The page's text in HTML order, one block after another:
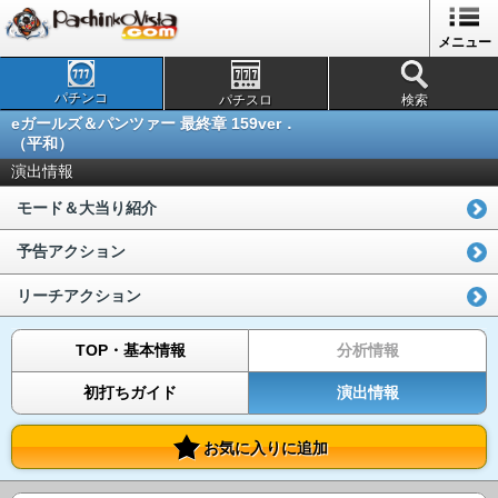
メニュー
パチンコ パチスロ 検索
eガールズ＆パンツァー 最終章 159ver．
（平和）
演出情報
モード＆大当り紹介
予告アクション
リーチアクション
TOP・基本情報 分析情報
初打ちガイド 演出情報
お気に入りに追加